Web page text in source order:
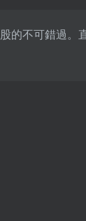
的不可錯過。